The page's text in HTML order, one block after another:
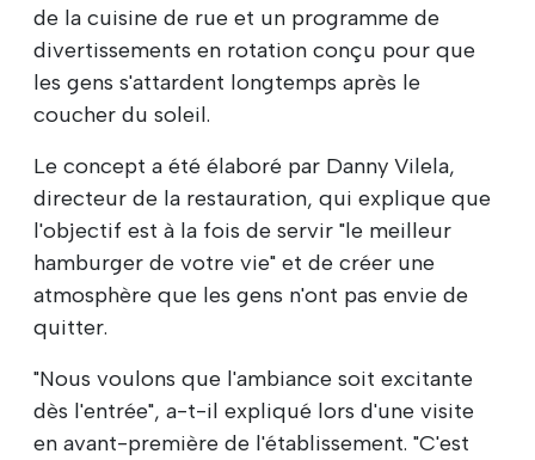
de la cuisine de rue et un programme de
divertissements en rotation conçu pour que
les gens s'attardent longtemps après le
coucher du soleil.
Le concept a été élaboré par Danny Vilela,
directeur de la restauration, qui explique que
l'objectif est à la fois de servir "le meilleur
hamburger de votre vie" et de créer une
atmosphère que les gens n'ont pas envie de
quitter.
"Nous voulons que l'ambiance soit excitante
dès l'entrée", a-t-il expliqué lors d'une visite
en avant-première de l'établissement. "C'est